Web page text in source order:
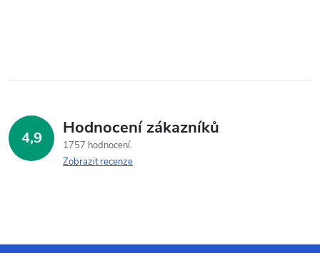
4,9 Hodnocení zákazníků
1757 hodnocení
Zobrazit recenze